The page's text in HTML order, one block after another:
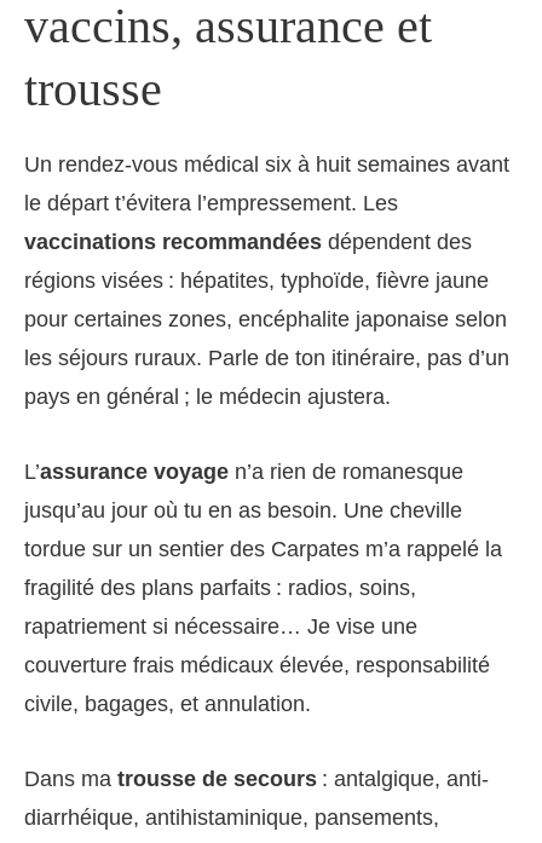
vaccins, assurance et
trousse
Un rendez-vous médical six à huit semaines avant
le départ t’évitera l’empressement. Les
vaccinations recommandées dépendent des
régions visées : hépatites, typhoïde, fièvre jaune
pour certaines zones, encéphalite japonaise selon
les séjours ruraux. Parle de ton itinéraire, pas d’un
pays en général ; le médecin ajustera.
L’assurance voyage n’a rien de romanesque
jusqu’au jour où tu en as besoin. Une cheville
tordue sur un sentier des Carpates m’a rappelé la
fragilité des plans parfaits : radios, soins,
rapatriement si nécessaire… Je vise une
couverture frais médicaux élevée, responsabilité
civile, bagages, et annulation.
Dans ma trousse de secours : antalgique, anti-
diarrhéique, antihistaminique, pansements,